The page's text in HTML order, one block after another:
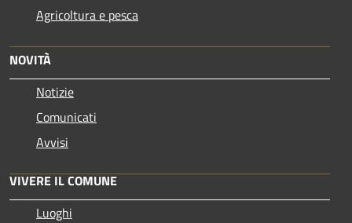
Agricoltura e pesca
NOVITÀ
Notizie
Comunicati
Avvisi
VIVERE IL COMUNE
Luoghi